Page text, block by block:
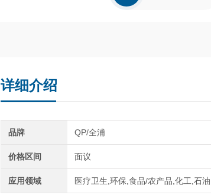
详细介绍
品牌 QP/全浦
价格区间 面议
应用领域 医疗卫生,环保,食品/农产品,化工,石油